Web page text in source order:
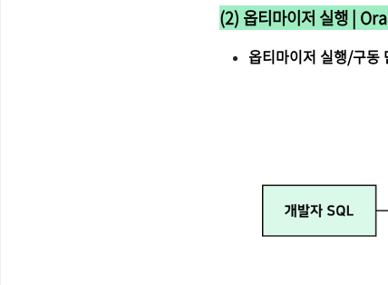
(2) 옵티마이저 실행 |
옵티마이저 실행/구동